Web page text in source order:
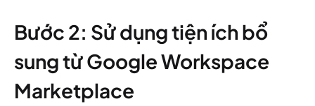
Bước 2: Sử dụng tiện ích bổ
sung từ Google Workspace
Marketplace